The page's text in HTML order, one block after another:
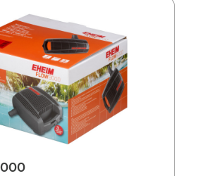
indestructible !
des particules d’impuretés
taille de 8 mm Moteur basse
Convient pour un
en continu sous l'eau Ne
très peu de maintenance et facile
protection contre les
niveau d'eau insuffisant Inclus
à jet d’eau
kit de raccordements câble